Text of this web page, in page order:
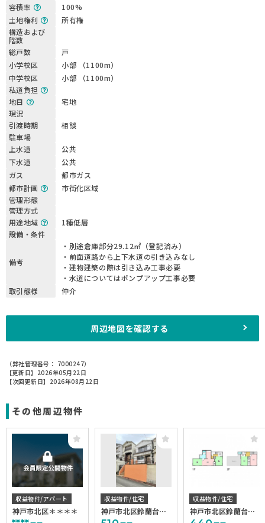
容積率
100%
土地権利
所有権
構造および
階数
総戸数
戸
小学校区
小部 （1100m）
中学校区
小部 （1100m）
私道負担
地目
宅地
現況
引渡時期
相談
駐車場
上水道
公共
下水道
公共
ガス
都市ガス
都市計画
市街化区域
管理形態
管理方式
用途地域
1種低層
設備・条件
備考
・別途倉庫部分29.12㎡（登記済み）
・前面道路から上下水道の引き込みなし
・建物建築の際は引き込み工事必要
・水道についてはポンプアップ工事必要
取引態様
仲介
周辺地図を確認する
（弊社管理番号： 7000247）
【更新日】2026年05月22日
【次回更新日】2026年08月22日
その他周辺物件
収益物件/アパート
神戸市北区＊＊＊＊
収益物件/住宅
神戸市北区鈴蘭台東
収益物件/住宅
神戸市北区鈴蘭台東